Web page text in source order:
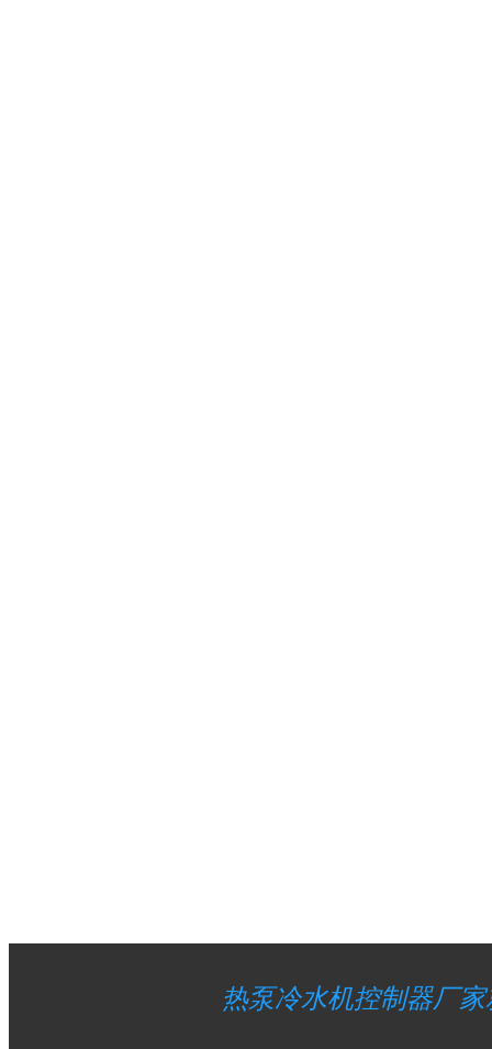
热泵冷水机控制器厂